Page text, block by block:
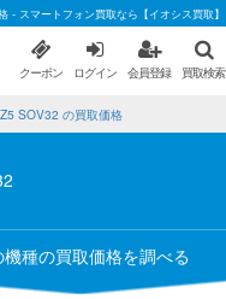
- スマートフォン買取なら【イオシス買取】
クーポン ログイン 会員登録 買取検索
SOV32 の買取価格
機種の買取価格を調べる